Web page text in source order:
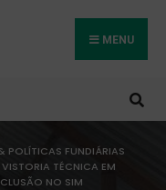
MENU
POLÍTICAS FUNDIÁRIAS
TÉCNICA EM
NO SIM